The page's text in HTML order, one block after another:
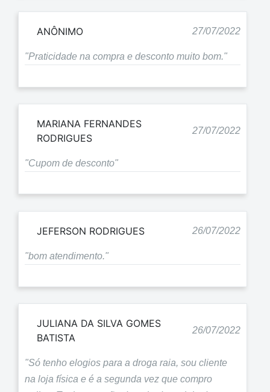
ANÔNIMO 27/07/2022
"Praticidade na compra e desconto muito bom."
MARIANA FERNANDES
RODRIGUES
27/07/2022
"Cupom de desconto"
JEFERSON RODRIGUES 26/07/2022
"bom atendimento."
JULIANA DA SILVA GOMES
BATISTA
26/07/2022
"Só tenho elogios para a droga raia, sou cliente
na loja física e é a segunda vez que compro